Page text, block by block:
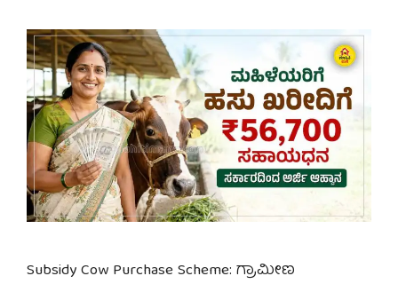
Subsidy Cow Purchase Scheme: ಗ್ರಾಮೀಣ